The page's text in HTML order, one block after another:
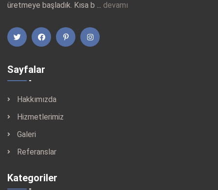
üretmeye başladık. Kısa b ... devamı
Sayfalar
Hakkımızda
Hizmetlerimiz
Galeri
Referanslar
Kategoriler